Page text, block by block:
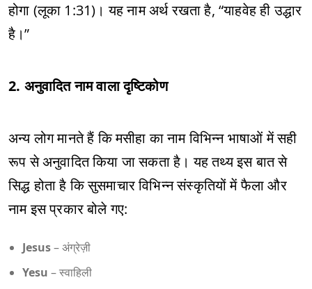
होगा (लूका 1:31)। यह नाम अर्थ रखता है, “याहवेह ही उद्धार
है।”
2. अनुवादित नाम वाला दृष्टिकोण
अन्य लोग मानते हैं कि मसीहा का नाम विभिन्न भाषाओं में सही
रूप से अनुवादित किया जा सकता है। यह तथ्य इस बात से
सिद्ध होता है कि सुसमाचार विभिन्न संस्कृतियों में फैला और
नाम इस प्रकार बोले गए:
Jesus– अंग्रेज़ी
Yesu – स्वाहिली